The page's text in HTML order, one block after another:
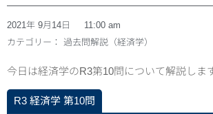
2021年 9月14日
11:00 am
カテゴリー： 過去問解説（経済学）
今日は経済学のR3第10問について解説します
R3 経済学 第10問